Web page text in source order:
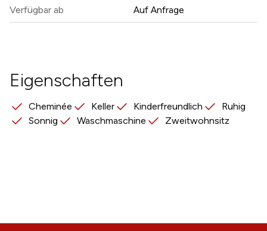
Verfügbar ab Auf Anfrage
Eigenschaften
Cheminée Keller Kinderfreundlich
Ruhig
Sonnig
Waschmaschine Zweitwohnsitz